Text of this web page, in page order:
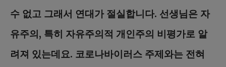
수 없고 그래서 연대가 절실합니다. 선생님은 자
유주의, 특히 자유주의적 개인주의 비평가로 알
려져 있는데요. 코로나바이러스 주제와는 전혀